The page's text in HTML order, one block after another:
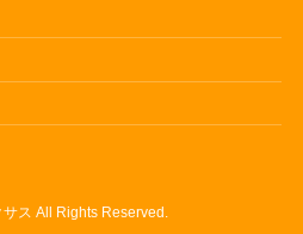
サス All Rights Reserved.